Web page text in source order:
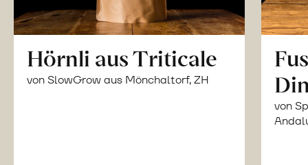
Hörnli aus Triticale
von SlowGrow aus Mönchaltorf, ZH
von